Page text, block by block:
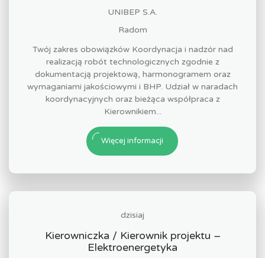
UNIBEP S.A.
Radom
Twój zakres obowiązków Koordynacja i nadzór nad
realizacją robót technologicznych zgodnie z
dokumentacją projektową, harmonogramem oraz
wymaganiami jakościowymi i BHP. Udział w naradach
koordynacyjnych oraz bieżąca współpraca z
Kierownikiem...
Więcej informacji
dzisiaj
Kierowniczka / Kierownik projektu –
Elektroenergetyka